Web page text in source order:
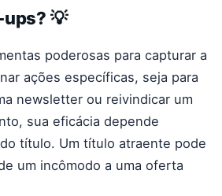
💡
poderosas para capturar a
ações específicas, seja para
newsletter ou reivindicar um
sua eficácia depende
título. Um título atraente pode
um incômodo a uma oferta